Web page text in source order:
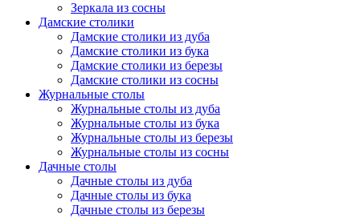
Зеркала из сосны
Дамские столики
Дамские столики из дуба
Дамские столики из бука
Дамские столики из березы
Дамские столики из сосны
Журнальные столы
Журнальные столы из дуба
Журнальные столы из бука
Журнальные столы из березы
Журнальные столы из сосны
Дачные столы
Дачные столы из дуба
Дачные столы из бука
Дачные столы из березы